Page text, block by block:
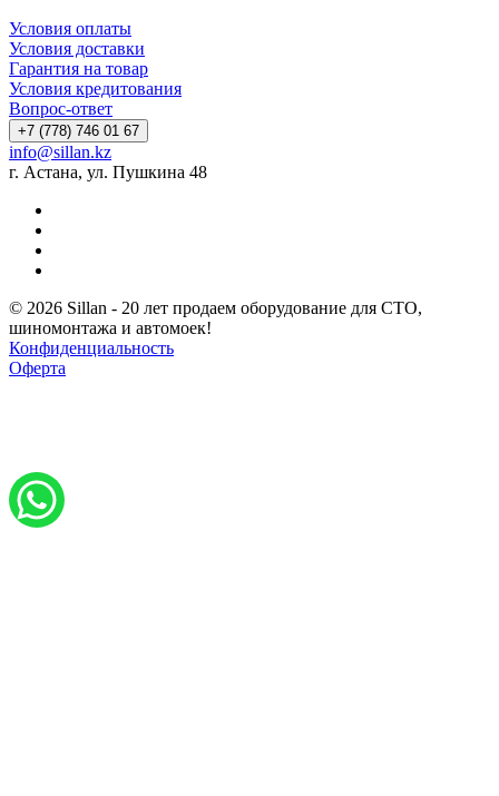
Условия оплаты
Условия доставки
Гарантия на товар
Условия кредитования
Вопрос-ответ
+7 (778) 746 01 67
info@sillan.kz
г. Астана, ул. Пушкина 48
© 2026 Sillan - 20 лет продаем оборудование для СТО,
шиномонтажа и автомоек!
Конфиденциальность
Оферта